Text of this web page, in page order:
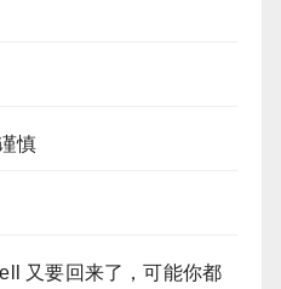
慎
又要回来了，可能你都